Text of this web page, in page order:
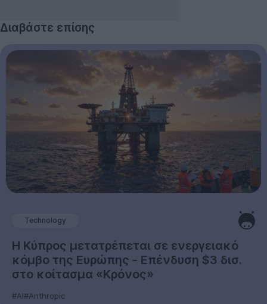
Διαβάστε επίσης
Technology
Η Κύπρος μετατρέπεται σε ενεργειακό
κόμβο της Ευρώπης - Επένδυση $3 δισ.
στο κοίτασμα «Κρόνος»
#AI#Anthropic